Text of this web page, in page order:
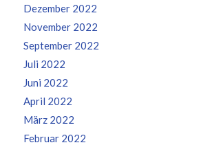
Dezember 2022
November 2022
September 2022
Juli 2022
Juni 2022
April 2022
März 2022
Februar 2022